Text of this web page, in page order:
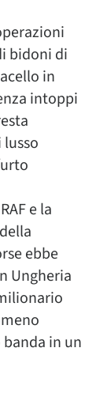
bidoni di
in
intoppi
e la
ebbe
Ungheria
in un